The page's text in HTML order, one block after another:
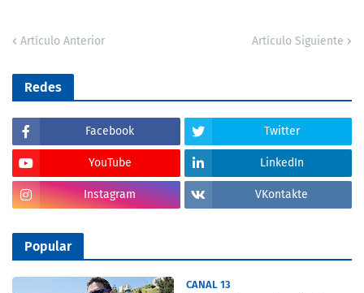
Artículo Anterior Artículo Siguiente
Redes
Facebook Twitter
YouTube LinkedIn
Instagram VKontakte
Popular
CANAL 13